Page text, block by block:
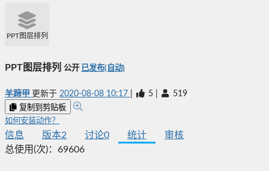
PPT图层排列
PPT图层排列 公开 已发布(自动)
羊蹄甲 更新于 2020-08-08 10:17 5 519
复制到剪贴板
如何安装动作？
信息 版本2 讨论0 统计
审核
总使用(次)： 69606